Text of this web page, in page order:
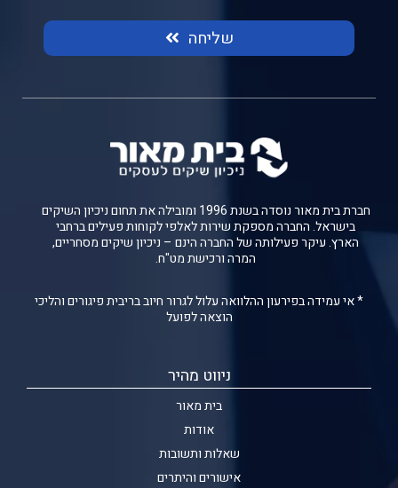
שליחה
חברת בית מאור נוסדה בשנת 1996 ומובילה את תחום ניכיון השיקים
בישראל. החברה מספקת שירות לאלפי לקוחות פעילים ברחבי
הארץ. עיקר פעילותה של החברה הינם – ניכיון שיקים מסחריים,
המרה ורכישת מט"ח.
* אי עמידה בפירעון ההלוואה עלול לגרור חיוב בריבית פיגורים והליכי
הוצאה לפועל
ניווט מהיר
בית מאור
אודות
שאלות ותשובות
אישורים והיתרים